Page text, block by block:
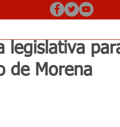
legislativa
de Morena